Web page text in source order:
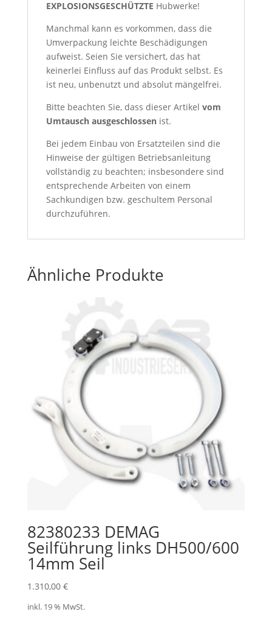
EXPLOSIONSGESCHÜTZTE Hubwerke!
Manchmal kann es vorkommen, dass die
Umverpackung leichte Beschädigungen
aufweist. Seien Sie versichert, das hat
keinerlei Einfluss auf das Produkt selbst. Es
ist neu, unbenutzt und absolut mängelfrei.
Bitte beachten Sie, dass dieser Artikel vom
Umtausch ausgeschlossenist.
Bei jedem Einbau von Ersatzteilen sind die
Hinweise der gültigen Betriebsanleitung
vollständig zu beachten; insbesondere sind
entsprechende Arbeiten von einem
Sachkundigen bzw. geschultem Personal
durchzuführen.
Ähnliche Produkte
82380233 DEMAG
Seilführung links DH500/600
14mm Seil
1.310,00 €
inkl. 19 % MwSt.